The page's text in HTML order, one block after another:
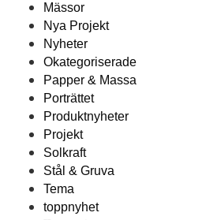
Mässor
Nya Projekt
Nyheter
Okategoriserade
Papper & Massa
Porträttet
Produktnyheter
Projekt
Solkraft
Stål & Gruva
Tema
toppnyhet